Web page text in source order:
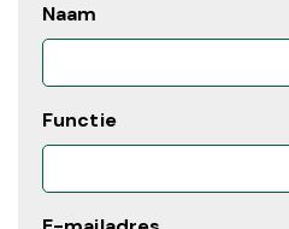
Naam
Functie